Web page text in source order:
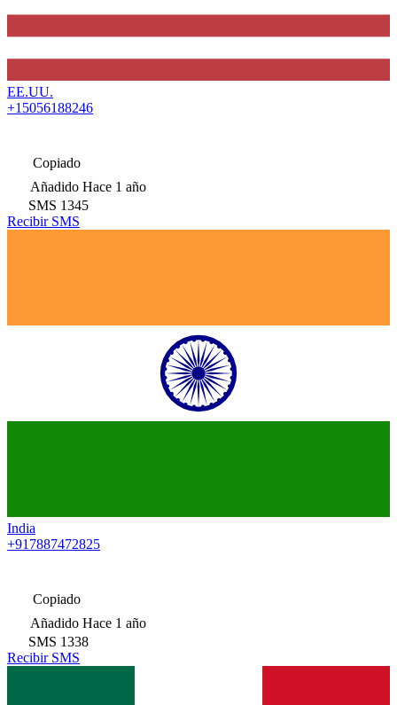
EE.UU.
+15056188246
Copiado
Añadido Hace 1 año
SMS 1345
Recibir SMS
India
+917887472825
Copiado
Añadido Hace 1 año
SMS 1338
Recibir SMS